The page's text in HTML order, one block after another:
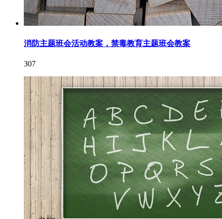
消防主题班会活动教案，禁毒教育主题班会教案
307